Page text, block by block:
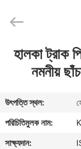
বাড়ি
আমাদের
সম্পর্কে
Reserved.হালকা ট্রাক
নমনীয়
উৎপত্তি স্থল:
পরিচিতিমুলক নাম:
সাক্ষ্যদান: